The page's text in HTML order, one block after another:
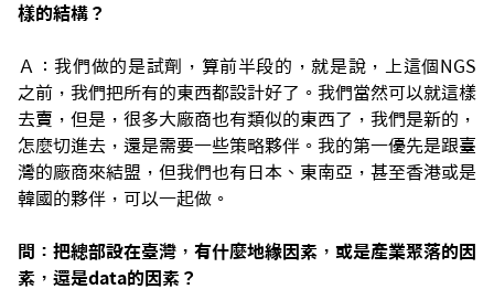
樣的結構？
Ａ：我們做的是試劑，算前半段的，就是說，上這個NGS
之前，我們把所有的東西都設計好了。我們當然可以就這樣
去賣，但是，很多大廠商也有類似的東西了，我們是新的，
怎麼切進去，還是需要一些策略夥伴。我的第一優先是跟臺
灣的廠商來結盟，但我們也有日本、東南亞，甚至香港或是
韓國的夥伴，可以一起做。
問：把總部設在臺灣，有什麼地緣因素，或是產業聚落的因
素，還是data的因素？